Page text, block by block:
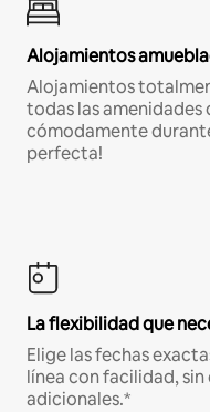
Alojamientos
Alojamientos
todas las amenidades
cómodamente
perfecta!
La flexibilidad que
Elige las fechas
línea con facilidad,
adicionales.*